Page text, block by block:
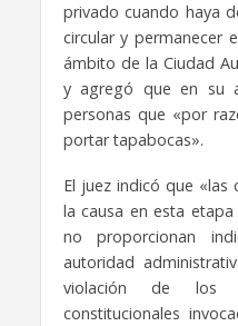
privado cuando haya
circular y permanecer
ámbito de la Ciudad
y agregó que en su
personas que «por
portar tapabocas».
El juez indicó que «las
la causa en esta
no proporcionan
autoridad
violación de los
constitucionales